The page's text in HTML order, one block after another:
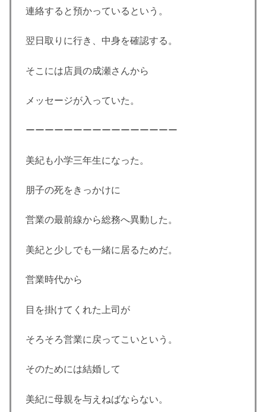
連絡すると預かっているという。
翌日取りに行き、中身を確認する。
そこには店員の成瀬さんから
メッセージが入っていた。
ーーーーーーーーーーーーーーーー
美紀も小学三年生になった。
朋子の死をきっかけに
営業の最前線から総務へ異動した。
美紀と少しでも一緒に居るためだ。
営業時代から
目を掛けてくれた上司が
そろそろ営業に戻ってこいという。
そのためには結婚して
美紀に母親を与えねばならない。